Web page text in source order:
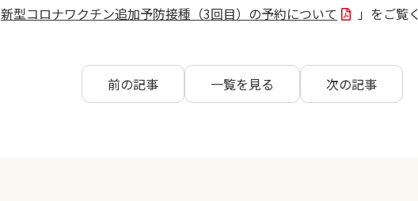
新型コロナワクチン追加予防接種（3回目）の予約について 」をご覧
前の記事 一覧を見る 次の記事